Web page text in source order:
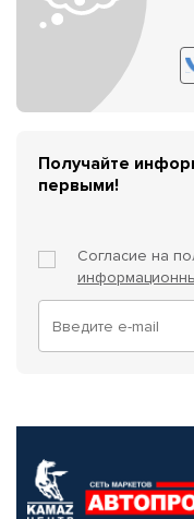
Получайте
первыми!
Согласие на